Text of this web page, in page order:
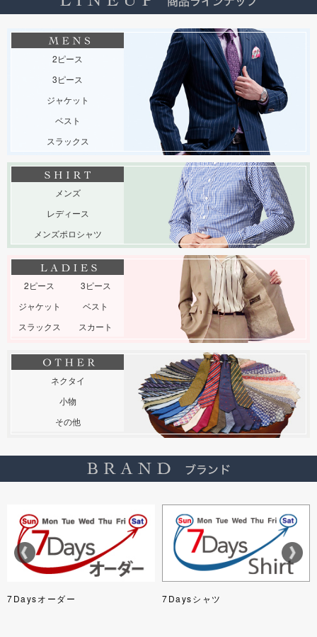
2ピース
3ピース
ジャケット
ベスト
スラックス
メンズ
レディース
メンズポロシャツ
2ピース
3ピース
ジャケット
ベスト
スラックス
スカート
ネクタイ
小物
その他
7Daysオーダー 7Daysシャツ